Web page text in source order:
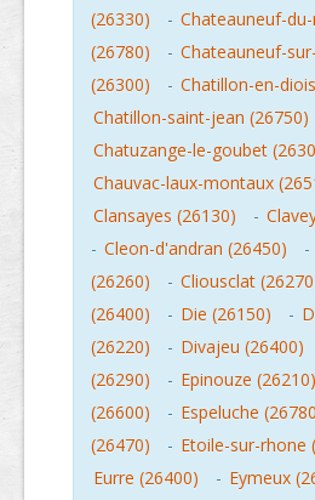
(26330)
- Chateauneuf-
(26780)
- Chateauneuf-
(26300)
- Chatillon-en-
Chatillon-saint-jean (26750)
Chatuzange-le-goubet
Chauvac-laux-montaux
Clansayes (26130)
-
- Cleon-d'andran (26450) -
(26260)
- Cliousclat
(26400)
- Die (26150) -
(26220)
- Divajeu (26400)
(26290)
- Epinouze (26210)
(26600)
- Espeluche
(26470)
- Etoile-sur-rhone
Eurre (26400)
- Eymeux